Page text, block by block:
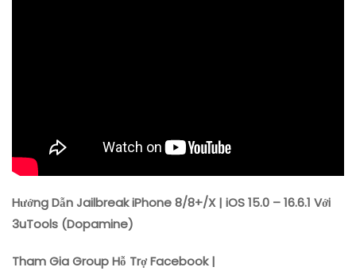
Hướng Dẫn Jailbreak iPhone 8/8+/X | iOS 15.0 – 16.6.1 Với
3uTools (Dopamine)
Tham Gia Group Hỗ Trợ Facebook |